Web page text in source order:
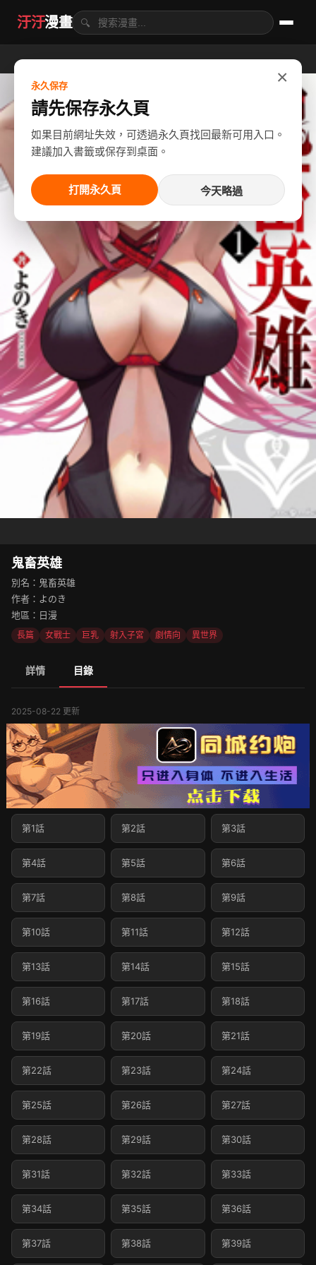
汙汙漫畫 🔍
×
永久保存
請先保存永久頁
如果目前網址失效，可透過永久頁找回最新可用入口。
建議加入書籤或保存到桌面。
打開永久頁 今天略過
鬼畜英雄
別名：鬼畜英雄
作者：よのき
地區：日漫
長篇 女戰士 巨乳 射入子宮 劇情向 異世界
詳情 目錄
2025-08-22 更新
第1話 第2話 第3話
第4話 第5話 第6話
第7話 第8話 第9話
第10話 第11話 第12話
第13話 第14話 第15話
第16話 第17話 第18話
第19話 第20話 第21話
第22話 第23話 第24話
第25話 第26話 第27話
第28話 第29話 第30話
第31話 第32話 第33話
第34話 第35話 第36話
第37話 第38話 第39話